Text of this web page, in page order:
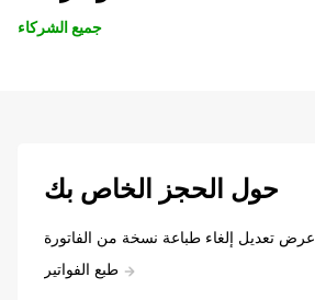
جميع الشركاء
حول الحجز الخاص بك
عرض تعديل إلغاء طباعة نسخة من الفاتورة
طبع الفواتير